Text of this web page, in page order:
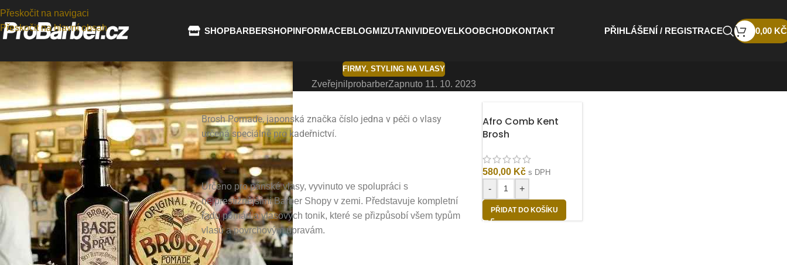
Přeskočit na navigaci
Přeskočit na hlavní obsah
SHOPBARBERSHOPINFORMACEBLOGMIZUTANIVIDEOVELKOOBCHODKONTAKT PŘIHLÁŠENÍ / REGISTRACE 0,00 KČ
FIRMY, STYLING NA VLASY
Zveřejnil probarberZapnuto 11. 10. 2023
RUBRIKY
Clipper(6)
Dezinfekce(1)
Firmy(13)
Jak začít(4)
Nezařazené(2)
Nůžky(3)
(1)
Styling na vlasy (11)
Tipy
(2)
Trimmer(1)
Brosh Pomade, japonská značka číslo jedna v péči o vlasy
určená speciálně pro kadeřnictví.
Určeno pro pánské vlasy, vyvinuto ve spolupráci s
nejprestižnějšími Barber Shopy v zemi. Představuje kompletní
řadu pomád a vlasových tonik, které se přizpůsobí všem typům
vlasů a povrchovým úpravám.
Afro Comb Kent
Brosh
580,00 Kč s DPH
- +
PŘIDAT DO KOŠÍKU